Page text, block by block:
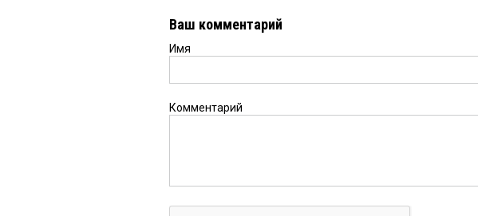
Ваш комментарий
Имя
Комментарий